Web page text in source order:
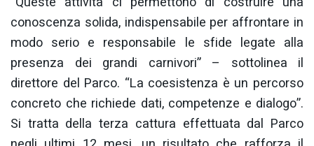
conoscenza solida, indispensabile per affrontare in
modo serio e responsabile le sfide legate alla
presenza dei grandi carnivori” – sottolinea il
direttore del Parco. “La coesistenza è un percorso
concreto che richiede dati, competenze e dialogo”.
Si tratta della terza cattura effettuata dal Parco